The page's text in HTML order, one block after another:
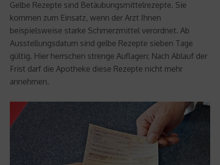
Gelbe Rezepte sind Betäubungsmittelrezepte. Sie
kommen zum Einsatz, wenn der Arzt Ihnen
beispielsweise starke Schmerzmittel verordnet. Ab
Ausstellungsdatum sind gelbe Rezepte sieben Tage
gültig. Hier herrschen strenge Auflagen: Nach Ablauf der
Frist darf die Apotheke diese Rezepte nicht mehr
annehmen.